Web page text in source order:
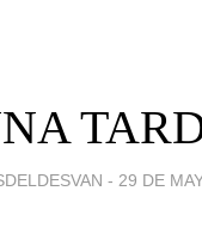
- 29 DE